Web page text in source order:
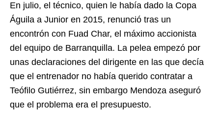
En julio, el técnico, quien le había dado la Copa
Águila a Junior en 2015, renunció tras un
encontrón con Fuad Char, el máximo accionista
del equipo de Barranquilla. La pelea empezó por
unas declaraciones del dirigente en las que decía
que el entrenador no había querido contratar a
Teófilo Gutiérrez, sin embargo Mendoza aseguró
que el problema era el presupuesto.